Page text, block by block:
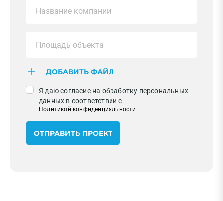
ДОБАВИТЬ ФАЙЛ
Я даю согласие на обработку персональных
данных в соответствии с
Политикой конфиденциальности
ОТПРАВИТЬ ПРОЕКТ